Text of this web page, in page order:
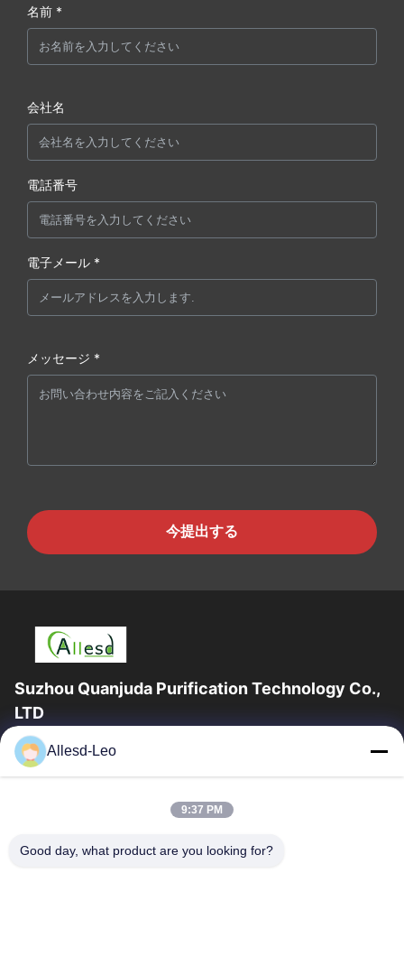
名前 *
会社名
電話番号
電子メール *
メッセージ *
今提出する
Suzhou Quanjuda Purification Technology Co.,
LTD
ESDの一流の製造業者として16years経験、そして輸出業者及びク
リーンルーム プロダクト、私達はESDの実線を及びクリーンルー
家
製品
Allesd-Leo
9:37 PM
Good day, what product are you looking for?